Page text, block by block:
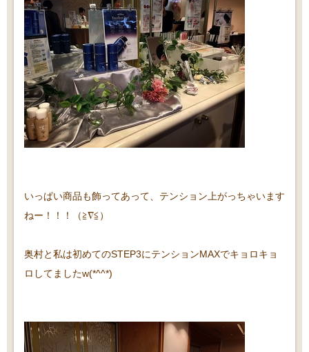
いっぱい商品も飾ってあって、テンション上がっちゃいます
ねー！！！（≧∇≦）
奥村と私は初めてのSTEP3にテンションMAXでキョロキョ
ロしてましたw(*^^*)